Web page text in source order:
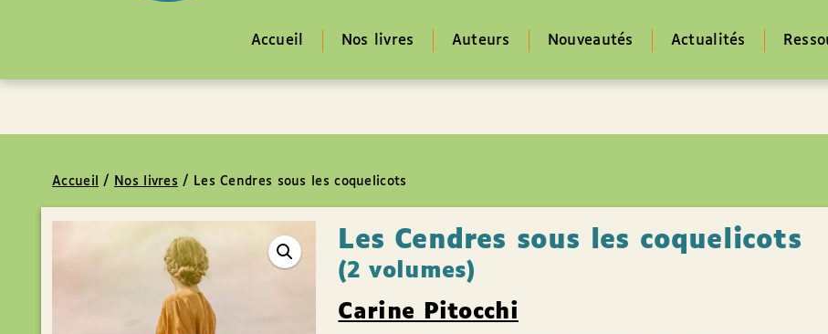
Accueil Nos livres Auteurs Nouveautés Actualités
Accueil / Nos livres / Les Cendres sous les coquelicots
Les Cendres sous les coquelicots
(2 volumes)
Carine Pitocchi